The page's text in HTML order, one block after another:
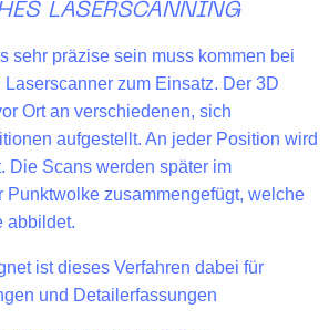
LASERSCANNING
sehr präzise sein muss kommen bei
Laserscanner zum Einsatz. Der 3D
Ort an verschiedenen, sich
aufgestellt. An jeder Position wird
Die Scans werden später im
Punktwolke zusammengefügt, welche
abbildet.
ist dieses Verfahren dabei für
und Detailerfassungen